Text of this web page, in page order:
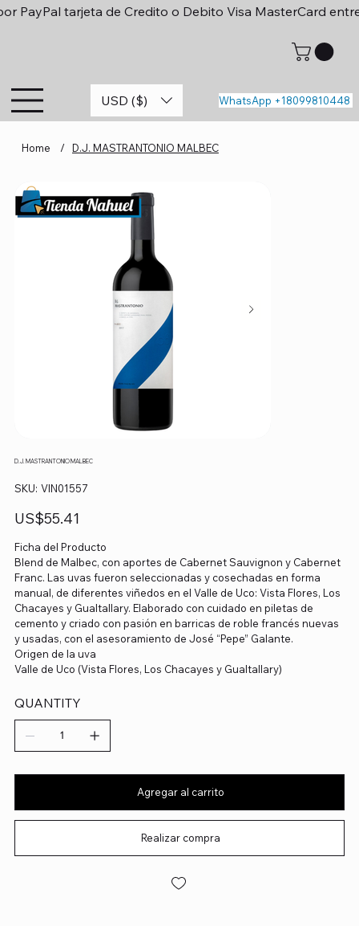
PayPal tarjeta de Credito o Debito Visa MasterCard
USD ($) WhatsApp +18099810448
Home / D.J. MASTRANTONIO MALBEC
D.J. MASTRANTONIO MALBEC
SKU: SKU
VIN01557
VIN01557
Precio
US$55.41
Ficha del Producto
Blend de Malbec, con aportes de Cabernet Sauvignon y Cabernet
Franc. Las uvas fueron seleccionadas y cosechadas en forma
manual, de diferentes viñedos en el Valle de Uco: Vista Flores, Los
Chacayes y Gualtallary. Elaborado con cuidado en piletas de
cemento y criado con pasión en barricas de roble francés nuevas
y usadas, con el asesoramiento de José “Pepe” Galante.
Origen de la uva
Valle de Uco (Vista Flores, Los Chacayes y Gualtallary)
QUANTITY
Agregar al carrito
Realizar compra